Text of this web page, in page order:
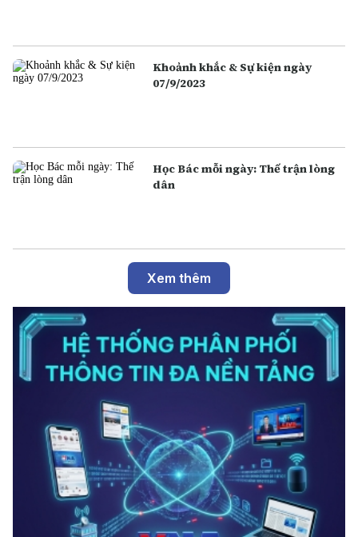
Khoảnh khắc & Sự kiện ngày
07/9/2023
Học Bác mỗi ngày: Thế trận lòng
dân
Xem thêm